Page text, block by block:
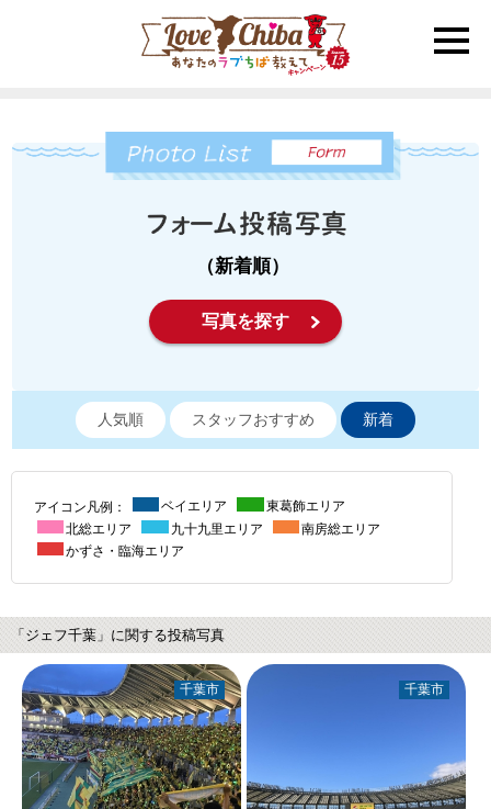
toggle
（新着順）
写真を探す
人気順 スタッフおすすめ 新着
アイコン凡例： ベイエリア
東葛飾エリア
北総エリア
九十九里エリア
南房総エリア
かずさ・臨海エリア
「ジェフ千葉」に関する投稿写真
千葉市 千葉市